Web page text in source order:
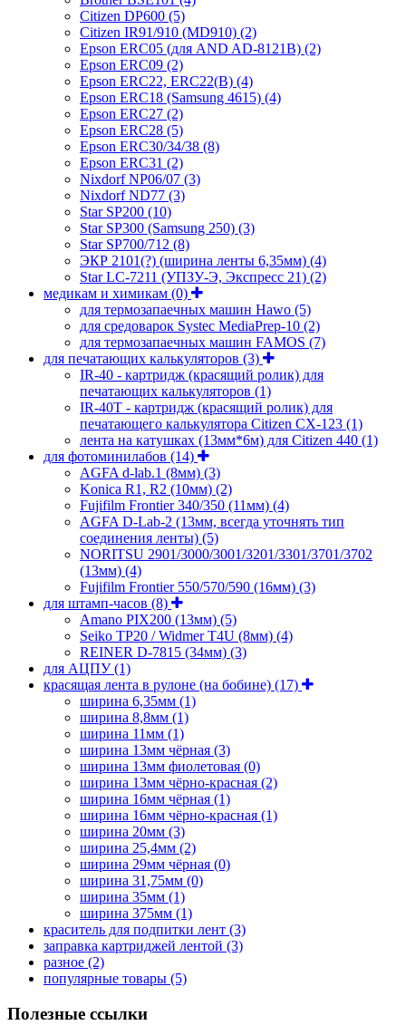
Citizen DP600 (5)
Citizen IR91/910 (MD910) (2)
Epson ERC05 (для AND AD-8121B) (2)
Epson ERC09 (2)
Epson ERC22, ERC22(B) (4)
Epson ERC18 (Samsung 4615) (4)
Epson ERC27 (2)
Epson ERC28 (5)
Epson ERC30/34/38 (8)
Epson ERC31 (2)
Nixdorf NP06/07 (3)
Nixdorf ND77 (3)
Star SP200 (10)
Star SP300 (Samsung 250) (3)
Star SP700/712 (8)
ЭКР 2101(?) (ширина ленты 6,35мм) (4)
Star LC-7211 (УПЗУ-Э, Экспресс 21) (2)
медикам и химикам (0)
для термозапаечных машин Hawo (5)
для средоварок Systec MediaPrep-10 (2)
для термозапаечных машин FAMOS (7)
для печатающих калькуляторов (3)
IR-40 - картридж (красящий ролик) для
печатающих калькуляторов (1)
IR-40T - картридж (красящий ролик) для
печатающего калькулятора Citizen CX-123 (1)
лента на катушках (13мм*6м) для Citizen 440 (1)
для фотоминилабов (14)
AGFA d-lab.1 (8мм) (3)
Konica R1, R2 (10мм) (2)
Fujifilm Frontier 340/350 (11мм) (4)
AGFA D-Lab-2 (13мм, всегда уточнять тип
соединения ленты) (5)
NORITSU 2901/3000/3001/3201/3301/3701/3702
(13мм) (4)
Fujifilm Frontier 550/570/590 (16мм) (3)
для штамп-часов (8)
Amano PIX200 (13мм) (5)
Seiko TP20 / Widmer T4U (8мм) (4)
REINER D-7815 (34мм) (3)
для АЦПУ(1)
красящая лента в рулоне (на бобине) (17)
ширина 6,35мм (1)
ширина 8,8мм (1)
ширина 11мм (1)
ширина 13мм чёрная (3)
ширина 13мм фиолетовая (0)
ширина 13мм чёрно-красная (2)
ширина 16мм чёрная (1)
ширина 16мм чёрно-красная (1)
ширина 20мм (3)
ширина 25,4мм (2)
ширина 29мм чёрная (0)
ширина 31,75мм (0)
ширина 35мм (1)
ширина 375мм (1)
краситель для подпитки лент (3)
заправка картриджей лентой (3)
разное (2)
популярные товары (5)
Полезные ссылки